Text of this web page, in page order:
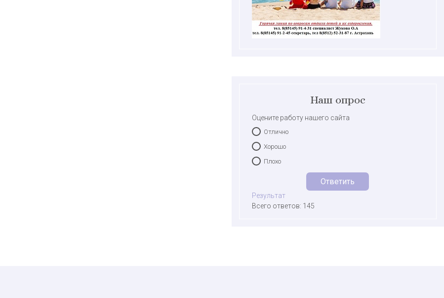
Наш опрос
Оцените работу нашего сайта
Отлично
Хорошо
Плохо
Результат
Всего ответов: 145